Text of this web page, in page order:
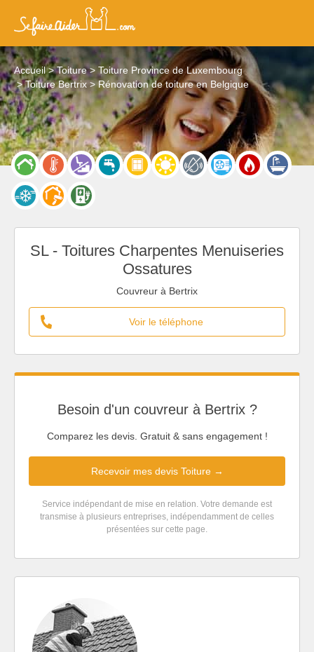
Accueil Toiture
Toiture Province de Luxembourg
Toiture Bertrix
Rénovation de toiture en Belgique
SL - Toitures Charpentes Menuiseries
Ossatures
Couvreur à Bertrix
Voir le téléphone
Besoin d'un couvreur à Bertrix ?
Comparez les devis. Gratuit & sans engagement !
Recevoir mes devis Toiture →
Service indépendant de mise en relation. Votre demande est
transmise à plusieurs entreprises, indépendamment de celles
présentées sur cette page.